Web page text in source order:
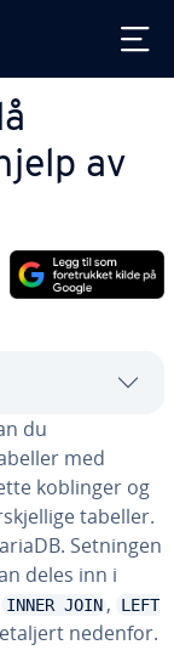
av
Twitter
on
du
med
koblinger og
tabeller.
Setningen
deles inn i
INNER JOIN ,
LEFT
nedenfor.